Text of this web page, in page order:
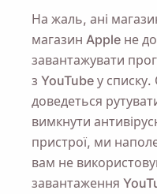
На жаль, ані
магазин Apple не
завантажувати
з YouTube у списку.
доведеться
вимкнути
пристрої, ми
вам не
завантаження